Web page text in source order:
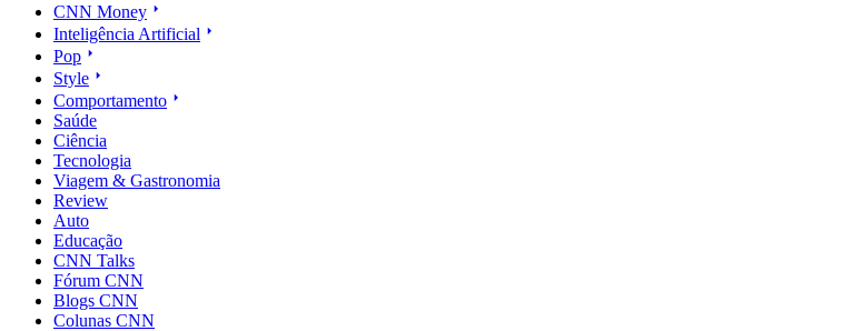
CNN Money
Inteligência Artificial
Pop
Style
Comportamento
Saúde
Ciência
Tecnologia
Viagem & Gastronomia
Review
Auto
Educação
CNN Talks
Fórum CNN
Blogs CNN
Colunas CNN